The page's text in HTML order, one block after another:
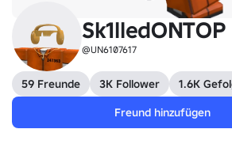
Sk1lledONTOP
@UN6107617
59 Freunde 3K Follower
1.6K
Freund hinzufügen